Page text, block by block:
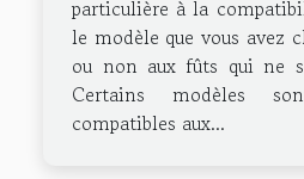
particulière à la
le modèle que vous avez
ou non aux fûts qui ne
Certains modèles
compatibles aux...